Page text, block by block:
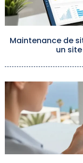
Maintenance de
un